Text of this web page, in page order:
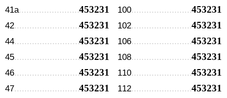
41а 453231
42 453231
44 453231
45 453231
46 453231
47 453231
100 453231
102 453231
106 453231
108 453231
110 453231
112 453231